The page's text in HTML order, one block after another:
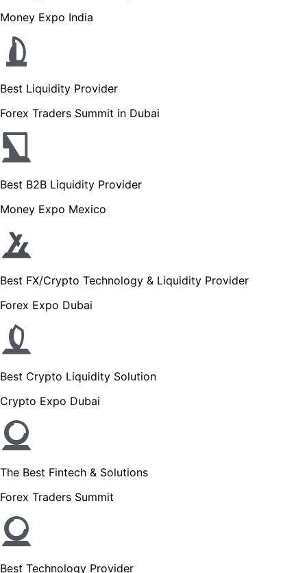
Money Expo India
Best Liquidity Provider
Forex Traders Summit in Dubai
Best B2B Liquidity Provider
Money Expo Mexico
Best FX/Crypto Technology & Liquidity Provider
Forex Expo Dubai
Best Crypto Liquidity Solution
Crypto Expo Dubai
The Best Fintech & Solutions
Forex Traders Summit
Best Technology Provider